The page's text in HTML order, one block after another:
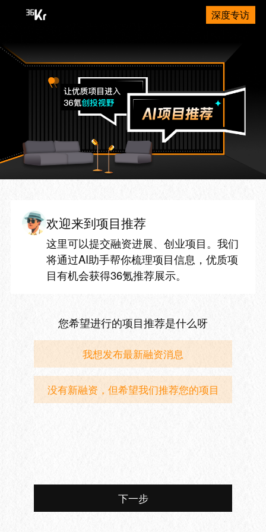
深度专访
欢迎来到项目推荐
这里可以提交融资进展、创业项目。我们
将通过AI助手帮你梳理项目信息，优质项
目有机会获得36氪推荐展示。
您希望进行的项目推荐是什么呀
我想发布最新融资消息
没有新融资，但希望我们推荐您的项目
下一步